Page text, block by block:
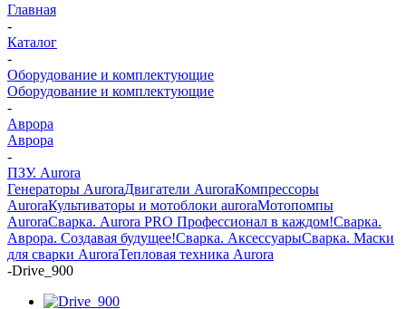
Главная
-
Каталог
-
Оборудование и комплектующие
Оборудование и комплектующие
-
Аврора
Аврора
-
ПЗУ. Aurora
Генераторы AuroraДвигатели AuroraКомпрессоры
AuroraКультиваторы и мотоблоки auroraМотопомпы
AuroraСварка. Aurora PRO Профессионал в каждом!Сварка.
Аврора. Создавая будущее!Сварка. АксессуарыСварка. Маски
для сварки AuroraТепловая техника Aurora
-Drive_900